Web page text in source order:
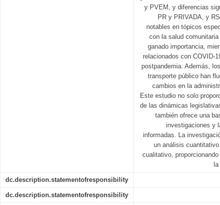
y PVEM, y diferencias
PR y PRIVADA, y
notables en tópicos
con la salud
ganado importancia,
relacionados con COVID-
postpandemia. Además,
transporte público han
cambios en la
Este estudio no solo
de las dinámicas
también ofrece una
investigaciones y
informadas. La
un análisis
cualitativo,
dc.description.statementofresponsibility
dc.description.statementofresponsibility